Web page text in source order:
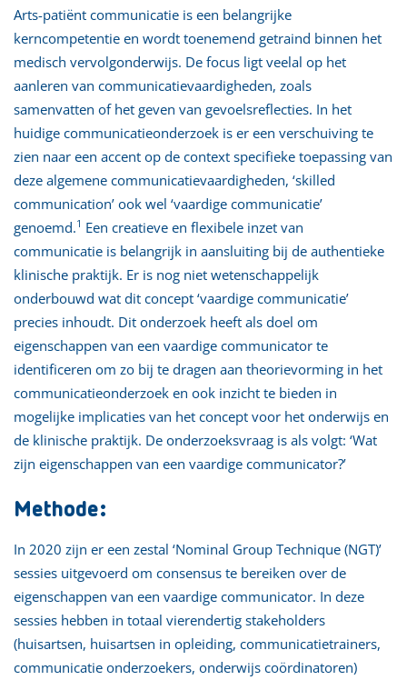
Arts-patiënt communicatie is een belangrijke
kerncompetentie en wordt toenemend getraind binnen het
medisch vervolgonderwijs. De focus ligt veelal op het
aanleren van communicatievaardigheden, zoals
samenvatten of het geven van gevoelsreflecties. In het
huidige communicatieonderzoek is er een verschuiving te
zien naar een accent op de context specifieke toepassing van
deze algemene communicatievaardigheden, ‘skilled
communication’ ook wel ‘vaardige communicatie’
genoemd.1 Een creatieve en flexibele inzet van
communicatie is belangrijk in aansluiting bij de authentieke
klinische praktijk. Er is nog niet wetenschappelijk
onderbouwd wat dit concept ‘vaardige communicatie’
precies inhoudt. Dit onderzoek heeft als doel om
eigenschappen van een vaardige communicator te
identificeren om zo bij te dragen aan theorievorming in het
communicatieonderzoek en ook inzicht te bieden in
mogelijke implicaties van het concept voor het onderwijs en
de klinische praktijk. De onderzoeksvraag is als volgt: ‘Wat
zijn eigenschappen van een vaardige communicator?’
Methode:
In 2020 zijn er een zestal ‘Nominal Group Technique (NGT)’
sessies uitgevoerd om consensus te bereiken over de
eigenschappen van een vaardige communicator. In deze
sessies hebben in totaal vierendertig stakeholders
(huisartsen, huisartsen in opleiding, communicatietrainers,
communicatie onderzoekers, onderwijs coördinatoren)